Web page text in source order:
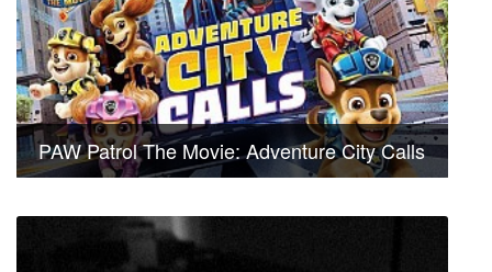
PAW Patrol The Movie: Adventure City Calls